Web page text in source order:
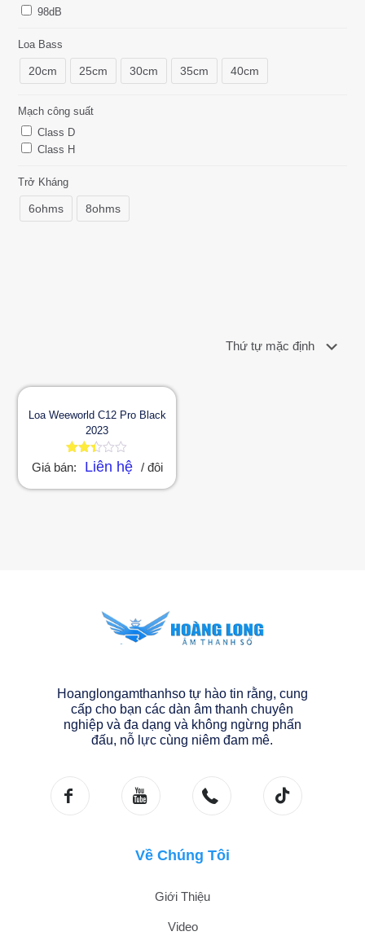
98dB
Loa Bass
20cm 25cm 30cm 35cm 40cm
Mạch công suất
Class D
Class H
Trở Kháng
6ohms 8ohms
Loa Weeworld C12 Pro Black
2023
Được
xếp
hạng
Giá bán: Liên hệ / đôi
Hoanglongamthanhso tự hào tin rằng, cung
cấp cho bạn các dàn âm thanh chuyên
nghiệp và đa dạng và không ngừng phấn
đấu, nỗ lực cùng niêm đam mê.
Về Chúng Tôi
Giới Thiệu
Video